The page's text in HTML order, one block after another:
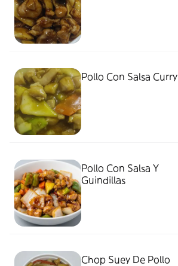
Pollo Con Salsa Curry
Pollo Con Salsa Y
Guindillas
Chop Suey De Pollo